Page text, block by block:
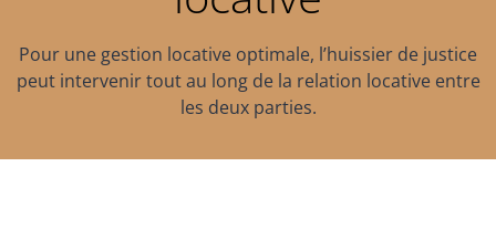
Pour une gestion locative optimale, l’huissier de justice
peut intervenir tout au long de la relation locative entre
les deux parties.